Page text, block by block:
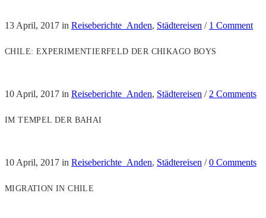
13 April, 2017 in Reiseberichte_Anden, Städtereisen / 1 Comment
CHILE: EXPERIMENTIERFELD DER CHIKAGO BOYS
10 April, 2017 in Reiseberichte_Anden, Städtereisen / 2 Comments
IM TEMPEL DER BAHAI
10 April, 2017 in Reiseberichte_Anden, Städtereisen /0 Comments
MIGRATION IN CHILE